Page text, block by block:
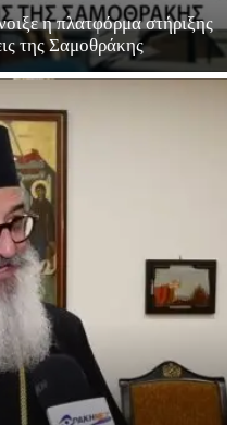
η πλατφόρμα στήριξης
της Σαμοθράκης